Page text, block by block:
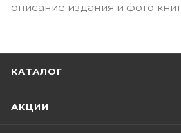
описание издания и фото
КАТАЛОГ
АКЦИИ